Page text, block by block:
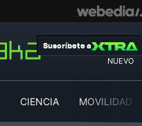
NUEVO
Suscríbete a
CIENCIA MOVILIDAD